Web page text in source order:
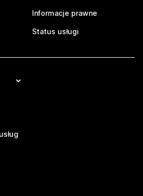
Informacje prawne
Status usługi